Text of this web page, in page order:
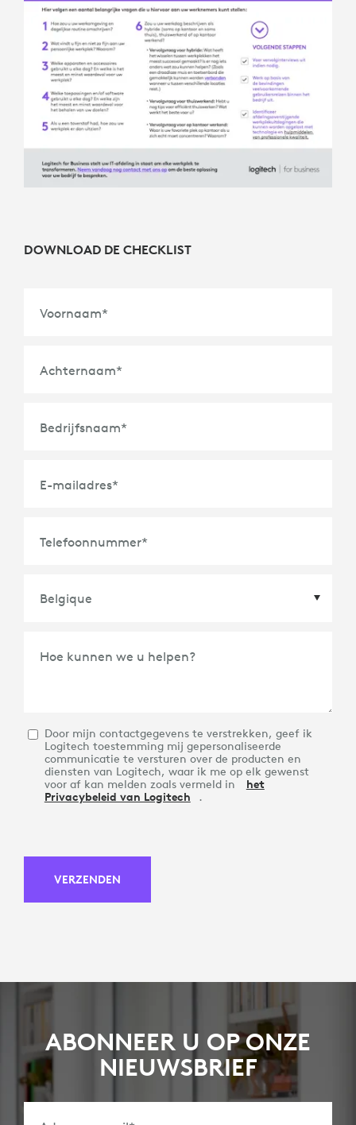
DOWNLOAD DE CHECKLIST
Voornaam*
Achternaam*
Bedrijfsnaam*
E-mailadres*
Telefoonnummer*
Hoe kunnen we u helpen?
Door mijn contactgegevens te verstrekken, geef ik
Logitech toestemming mij gepersonaliseerde
communicatie te versturen over de producten en
diensten van Logitech, waar ik me op elk gewenst
voor af kan melden zoals vermeld in
het
Privacybeleid van Logitech
.
VERZENDEN
ABONNEER U OP ONZE
NIEUWSBRIEF